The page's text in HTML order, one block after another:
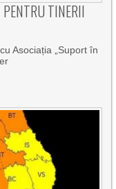
TINERII
Asociația „Suport în